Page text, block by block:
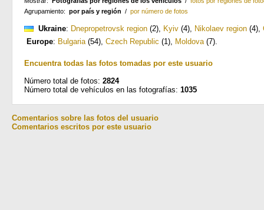
Agrupamiento: por país y región / por número de fotos
Ukraine: Dnepropetrovsk region (2), Kyiv (4), Nikolaev region (4),
Europe: Bulgaria(54), Czech Republic (1), Moldova(7).
Encuentra todas las fotos tomadas por este usuario
Número total de fotos: 2824
Número total de vehículos en las fotografías: 1035
Comentarios sobre las fotos del usuario
Comentarios escritos por este usuario